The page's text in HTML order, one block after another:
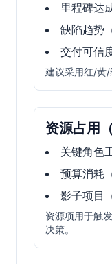
里程碑达
缺陷趋势
交付可信
建议采用红/黄/
资源占用
关键角色
预算消耗
影子项目
资源项用于触
决策。